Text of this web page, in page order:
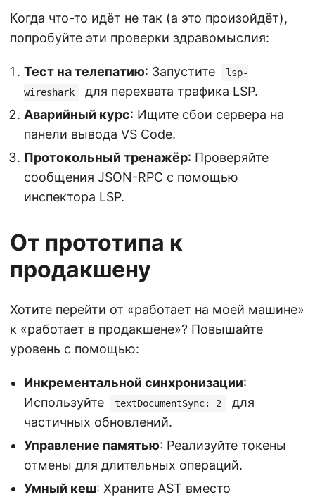
Когда что-то идёт не так (а это произойдёт),
попробуйте эти проверки здравомыслия:
Тест на телепатию: Запустите
lsp-
wireshark
для перехвата трафика LSP.
Аварийный курс: Ищите сбои сервера на
панели вывода VS Code.
Протокольный тренажёр: Проверяйте
сообщения JSON-RPC с помощью
инспектора LSP.
От прототипа к
продакшену
Хотите перейти от «работает на моей машине»
к «работает в продакшене»? Повышайте
уровень с помощью:
Инкрементальной синхронизации:
Используйте
textDocumentSync: 2
для
частичных обновлений.
Управление памятью: Реализуйте токены
отмены для длительных операций.
Умный кеш: Храните AST вместо